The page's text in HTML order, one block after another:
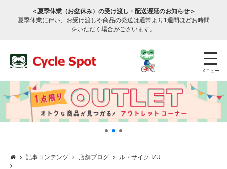
＜夏季休業（お盆休み）の受け渡し・配送遅延のお知らせ＞
夏季休業に伴い、お受け渡しや商品の発送は通常より1週間ほどお時間
をいただく場合がございます。
メニュー
記事コンテンツ 店舗ブログ ル・サイク IZU